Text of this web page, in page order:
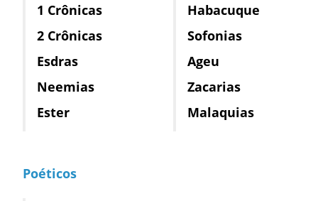
1 Crônicas
2 Crônicas
Esdras
Neemias
Ester
Poéticos
Habacuque
Sofonias
Ageu
Zacarias
Malaquias